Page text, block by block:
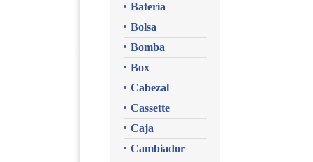
Batería
Bolsa
Bomba
Box
Cabezal
Cassette
Caja
Cambiador